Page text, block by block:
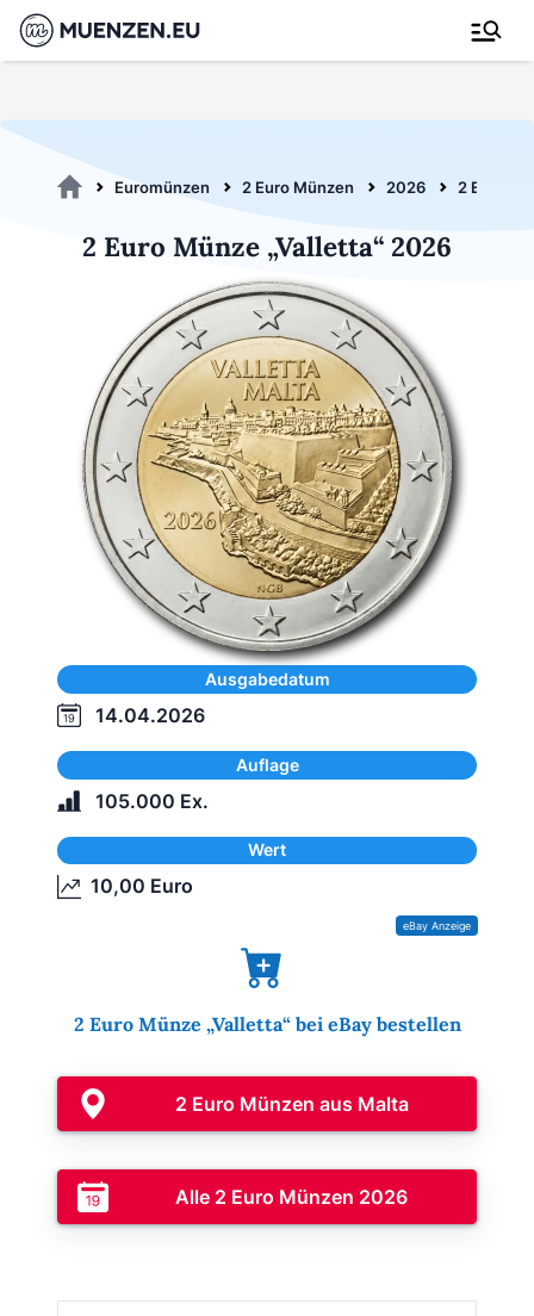
Euromünzen 2 Euro Münzen 2026 2 Euro
2 Euro Münze „Valletta“ 2026
Ausgabedatum
14.04.2026
Auflage
105.000 Ex.
Wert
10,00 Euro
2 Euro Münze „Valletta“ bei eBay bestellen
2 Euro Münzen aus Malta
Alle 2 Euro Münzen 2026